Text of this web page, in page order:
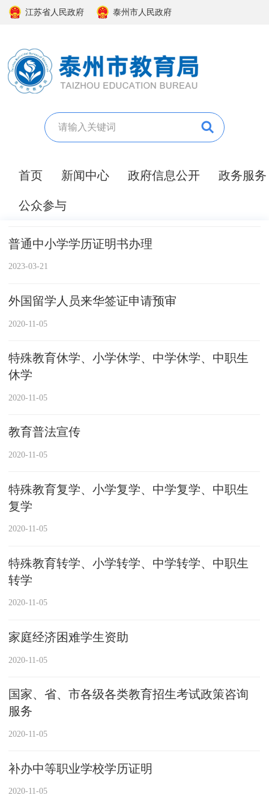
江苏省人民政府 泰州市人民政府
首页 新闻中心 政府信息公开 政务服务
公众参与
普通中小学学历证明书办理
2023-03-21
外国留学人员来华签证申请预审
2020-11-05
特殊教育休学、小学休学、中学休学、中职生
休学
2020-11-05
教育普法宣传
2020-11-05
特殊教育复学、小学复学、中学复学、中职生
复学
2020-11-05
特殊教育转学、小学转学、中学转学、中职生
转学
2020-11-05
家庭经济困难学生资助
2020-11-05
国家、省、市各级各类教育招生考试政策咨询
服务
2020-11-05
补办中等职业学校学历证明
2020-11-05